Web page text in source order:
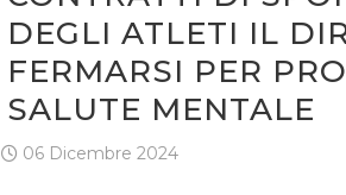
DEGLI ATLETI IL
FERMARSI PER
SALUTE MENTALE
06 Dicembre 2024